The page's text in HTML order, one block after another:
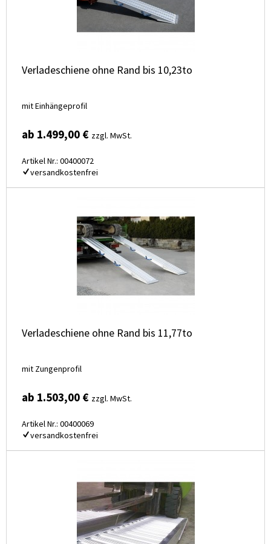
Verladeschiene ohne Rand bis 10,23to
mit Einhängeprofil
ab 1.499,00 € zzgl. MwSt.
Artikel Nr.: 00400072
versandkostenfrei
Verladeschiene ohne Rand bis 11,77to
mit Zungenprofil
ab 1.503,00 € zzgl. MwSt.
Artikel Nr.: 00400069
versandkostenfrei